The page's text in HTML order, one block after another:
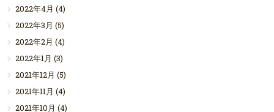
2022年4月 (4)
2022年3月 (5)
2022年2月 (4)
2022年1月 (3)
2021年12月 (5)
2021年11月 (4)
2021年10月 (4)